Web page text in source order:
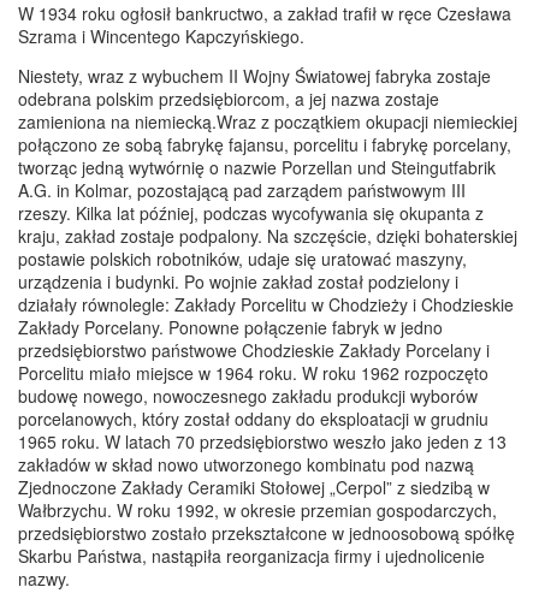
W 1934 roku ogłosił bankructwo, a zakład trafił w ręce Czesława
Szrama i Wincentego Kapczyńskiego.
Niestety, wraz z wybuchem II Wojny Światowej fabryka zostaje
odebrana polskim przedsiębiorcom, a jej nazwa zostaje
zamieniona na niemiecką.Wraz z początkiem okupacji niemieckiej
połączono ze sobą fabrykę fajansu, porcelitu i fabrykę porcelany,
tworząc jedną wytwórnię o nazwie Porzellan und Steingutfabrik
A.G. in Kolmar, pozostającą pad zarządem państwowym III
rzeszy. Kilka lat później, podczas wycofywania się okupanta z
kraju, zakład zostaje podpalony. Na szczęście, dzięki bohaterskiej
postawie polskich robotników, udaje się uratować maszyny,
urządzenia i budynki. Po wojnie zakład został podzielony i
działały równolegle: Zakłady Porcelitu w Chodzieży i Chodzieskie
Zakłady Porcelany. Ponowne połączenie fabryk w jedno
przedsiębiorstwo państwowe Chodzieskie Zakłady Porcelany i
Porcelitu miało miejsce w 1964 roku. W roku 1962 rozpoczęto
budowę nowego, nowoczesnego zakładu produkcji wyborów
porcelanowych, który został oddany do eksploatacji w grudniu
1965 roku. W latach 70 przedsiębiorstwo weszło jako jeden z 13
zakładów w skład nowo utworzonego kombinatu pod nazwą
Zjednoczone Zakłady Ceramiki Stołowej „Cerpol” z siedzibą w
Wałbrzychu. W roku 1992, w okresie przemian gospodarczych,
przedsiębiorstwo zostało przekształcone w jednoosobową spółkę
Skarbu Państwa, nastąpiła reorganizacja firmy i ujednolicenie
nazwy.